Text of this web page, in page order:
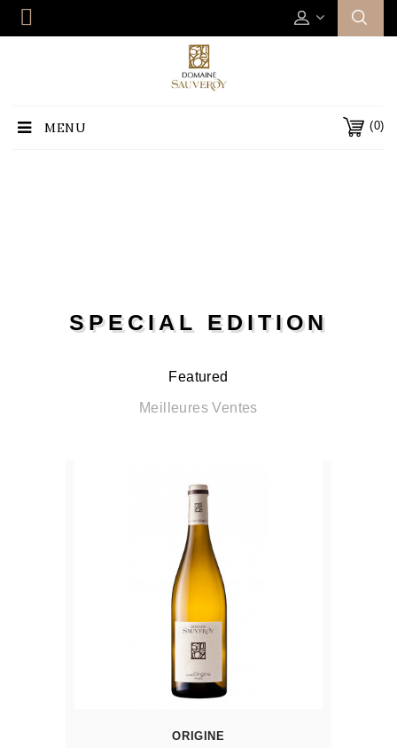
(0)
MENU
SPECIAL EDITION
Featured
Meilleures Ventes
ORIGINE